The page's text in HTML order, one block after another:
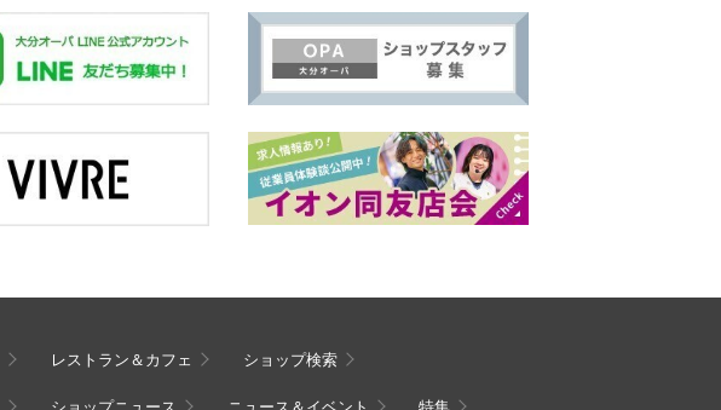
レストラン＆カフェ ショップ検索